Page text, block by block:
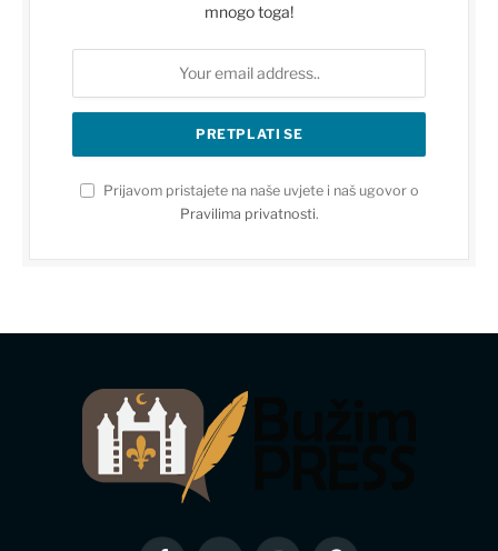
mnogo toga!
Prijavom pristajete na naše uvjete i naš ugovor o
Pravilima privatnosti.